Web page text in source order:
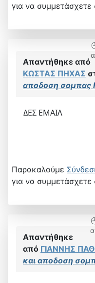
για να συμμετάσχετε
Απαντήθηκε από
ΚΩΣΤΑΣ ΠΗΧΑΣ
αποδοση σομπας
ΔΕΣ ΕΜΑΙΛ
Παρακαλούμε
για να συμμετάσχετε
Απαντήθηκε
από ΓΙΑΝΝΗΣ
και αποδοση